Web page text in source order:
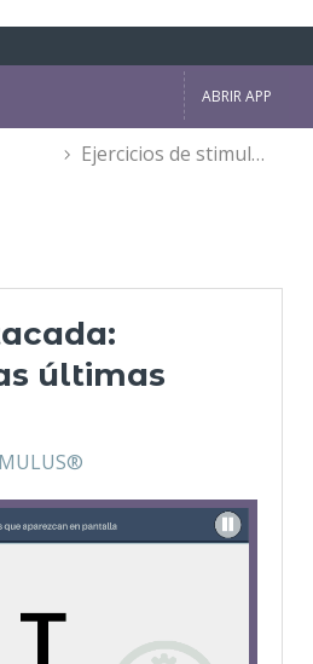
ABRIR APP
ejercicios de stimulus®
últimas